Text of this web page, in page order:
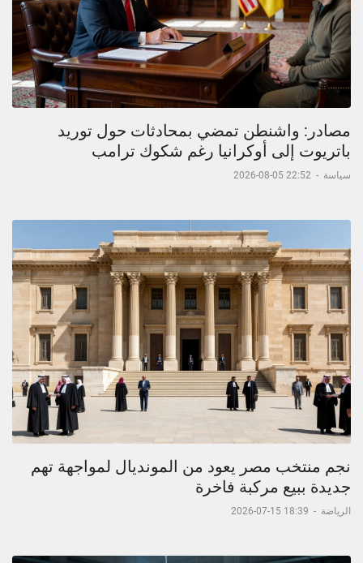
مصادر: واشنطن تمضي بمحادثات حول توريد
باتريوت إلى أوكرانيا رغم شكوك ترامب
سياسة -
22:52 05-08-2026
نجم منتخب مصر يعود من المونديال لمواجهة تهم
جديدة ببيع مركبة فاخرة
الرياضة -
18:39 15-07-2026